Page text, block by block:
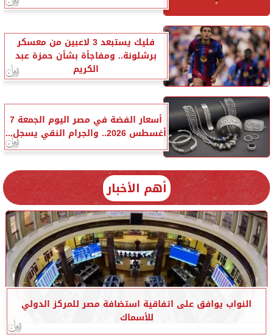
فليك يستبعد 3 لاعبين من معسكر
برشلونة.. ومفاجأة بشأن حمزة عبد
الكريم
أسعار الفضة في مصر اليوم الجمعة 7
أغسطس 2026.. والجرام النقي يسجل...
أهم الأخبار
النواب يوافق على اتفاقية استضافة مصر للمركز الدولي
للأسماك